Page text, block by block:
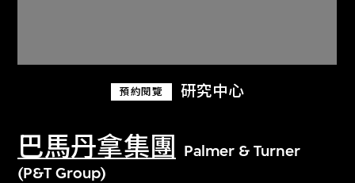
預約閱覽 研究中心
巴馬丹拿集團
Palmer & Turner
(P&T Group)
關於M+藏品
探索世界頂級的二十及二十一世紀視覺
文化藏品。